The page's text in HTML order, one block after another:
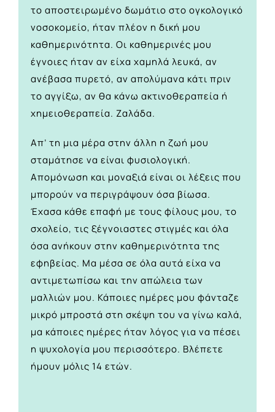
το αποστειρωμένο δωμάτιο στο ογκολογικό
νοσοκομείο, ήταν πλέον η δική μου
καθημερινότητα. Οι καθημερινές μου
έγνοιες ήταν αν είχα χαμηλά λευκά, αν
ανέβασα πυρετό, αν απολύμανα κάτι πριν
το αγγίξω, αν θα κάνω ακτινοθεραπεία ή
χημειοθεραπεία. Ζαλάδα.
Απ’ τη μια μέρα στην άλλη η ζωή μου
σταμάτησε να είναι φυσιολογική.
Απομόνωση και μοναξιά είναι οι λέξεις που
μπορούν να περιγράψουν όσα βίωσα.
Έχασα κάθε επαφή με τους φίλους μου, το
σχολείο, τις ξέγνοιαστες στιγμές και όλα
όσα ανήκουν στην καθημερινότητα της
εφηβείας. Μα μέσα σε όλα αυτά είχα να
αντιμετωπίσω και την απώλεια των
μαλλιών μου. Κάποιες ημέρες μου φάνταζε
μικρό μπροστά στη σκέψη του να γίνω καλά,
μα κάποιες ημέρες ήταν λόγος για να πέσει
η ψυχολογία μου περισσότερο. Βλέπετε
ήμουν μόλις 14 ετών.